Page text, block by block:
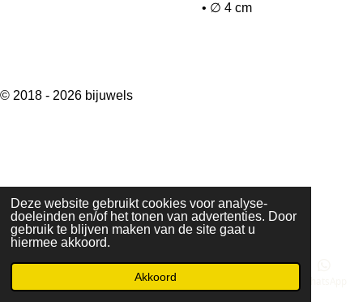
Deze website gebruikt cookies voor analyse-
doeleinden en/of het tonen van advertenties. Door
gebruik te blijven maken van de site gaat u
hiermee akkoord.
Akkoord
• ∅ 4 cm
© 2018 - 2026 bijuwels
Telefoonnummer